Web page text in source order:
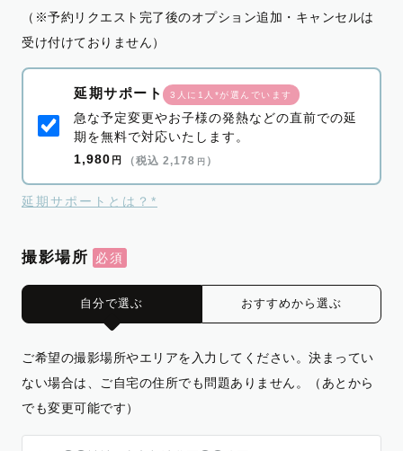
（※予約リクエスト完了後のオプション追加・キャンセルは
受け付けておりません）
延期サポート 3人に1人*が選んでいます
急な予定変更やお子様の発熱などの直前での延
期を無料で対応いたします。
1,980 円 （税込 2,178 円 ）
延期サポートとは？*
撮影場所
自分で選ぶ おすすめから選ぶ
ご希望の撮影場所やエリアを入力してください。決まってい
ない場合は、ご自宅の住所でも問題ありません。（あとから
でも変更可能です）